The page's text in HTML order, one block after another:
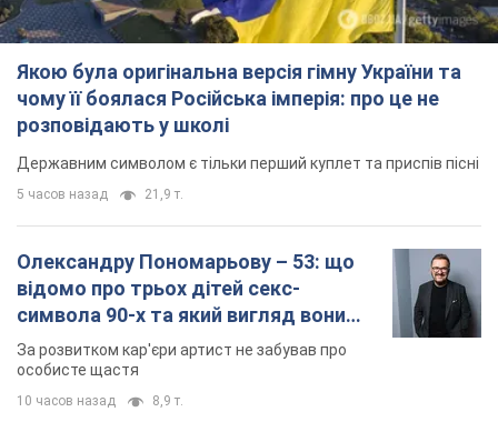
Якою була оригінальна версія гімну України та
чому її боялася Російська імперія: про це не
розповідають у школі
Державним символом є тільки перший куплет та приспів пісні
5 часов назад 21,9 т.
Олександру Пономарьову – 53: що
відомо про трьох дітей секс-
символа 90-х та який вигляд вони
мають
За розвитком кар'єри артист не забував про
особисте щастя
10 часов назад 8,9 т.